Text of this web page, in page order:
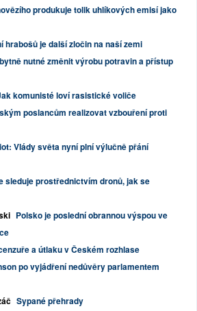
produkuje tolik uhlíkových emisí jako
hrabošů je další zločin na naší zemi
nutné změnit výrobu potravin a přístup
komunisté loví rasistické voliče
poslancům realizovat vzbouření proti
Vlády světa nyní plní výlučně přání
sleduje prostřednictvím dronů, jak se
Polsko je poslední obrannou výspou ve
a útlaku v Českém rozhlase
po vyjádření nedůvěry parlamentem
Sypané přehrady